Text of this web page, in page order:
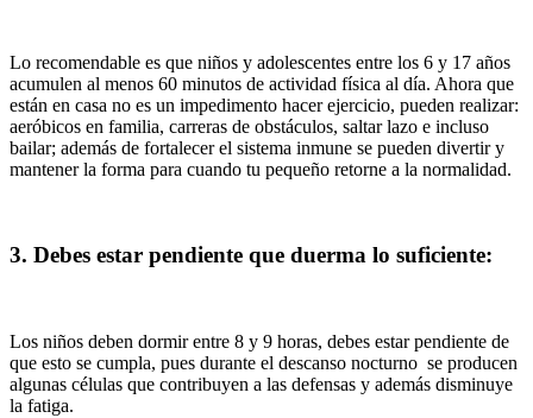
Lo recomendable es que niños y adolescentes entre los 6 y 17 años
acumulen al menos 60 minutos de actividad física al día. Ahora que
están en casa no es un impedimento hacer ejercicio, pueden realizar:
aeróbicos en familia, carreras de obstáculos, saltar lazo e incluso
bailar; además de fortalecer el sistema inmune se pueden divertir y
mantener la forma para cuando tu pequeño retorne a la normalidad.
3. Debes estar pendiente que duerma lo suficiente:
Los niños deben dormir entre 8 y 9 horas, debes estar pendiente de
que esto se cumpla, pues durante el descanso nocturno se producen
algunas células que contribuyen a las defensas y además disminuye
la fatiga.